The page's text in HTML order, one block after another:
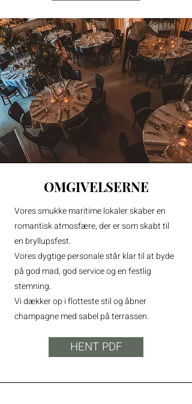
OMGIVELSERNE
Vores smukke maritime lokaler skaber en
romantisk atmosfære, der er som skabt til
en bryllupsfest. ​
Vores dygtige personale står klar til at byde
på god mad, god service og en festlig
stemning.
Vi dækker op i flotteste stil og åbner
champagne med sabel på terrassen.
HENT PDF